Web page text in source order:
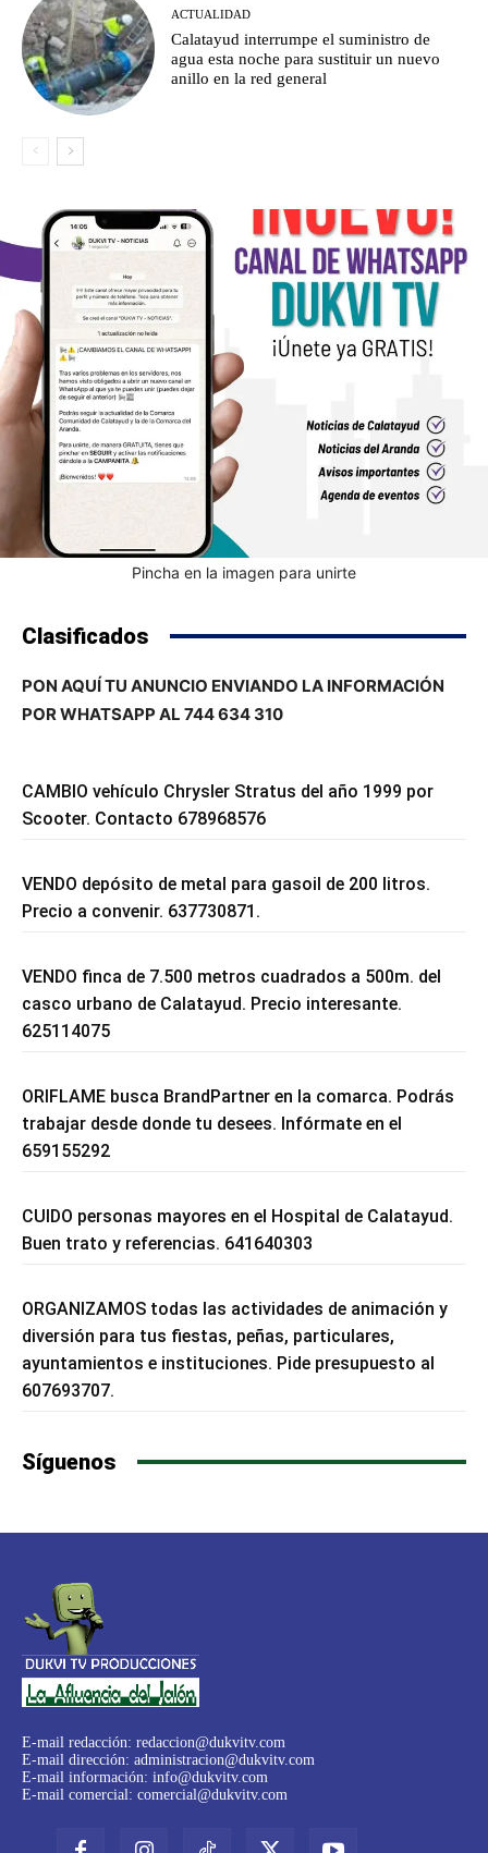
ACTUALIDAD
Calatayud interrumpe el suministro de
agua esta noche para sustituir un nuevo
anillo en la red general
Pincha en la imagen para unirte
Clasificados
PON AQUÍ TU ANUNCIO ENVIANDO LA INFORMACIÓN
POR WHATSAPP AL 744 634 310
CAMBIO vehículo Chrysler Stratus del año 1999 por
Scooter. Contacto 678968576
VENDO depósito de metal para gasoil de 200 litros.
Precio a convenir. 637730871.
VENDO finca de 7.500 metros cuadrados a 500m. del
casco urbano de Calatayud. Precio interesante.
625114075
ORIFLAME busca BrandPartner en la comarca. Podrás
trabajar desde donde tu desees. Infórmate en el
659155292
CUIDO personas mayores en el Hospital de Calatayud.
Buen trato y referencias. 641640303
ORGANIZAMOS todas las actividades de animación y
diversión para tus fiestas, peñas, particulares,
ayuntamientos e instituciones. Pide presupuesto al
607693707.
Síguenos
E-mail redacción: redaccion@dukvitv.com
E-mail dirección: administracion@dukvitv.com
E-mail información: info@dukvitv.com
E-mail comercial: comercial@dukvitv.com